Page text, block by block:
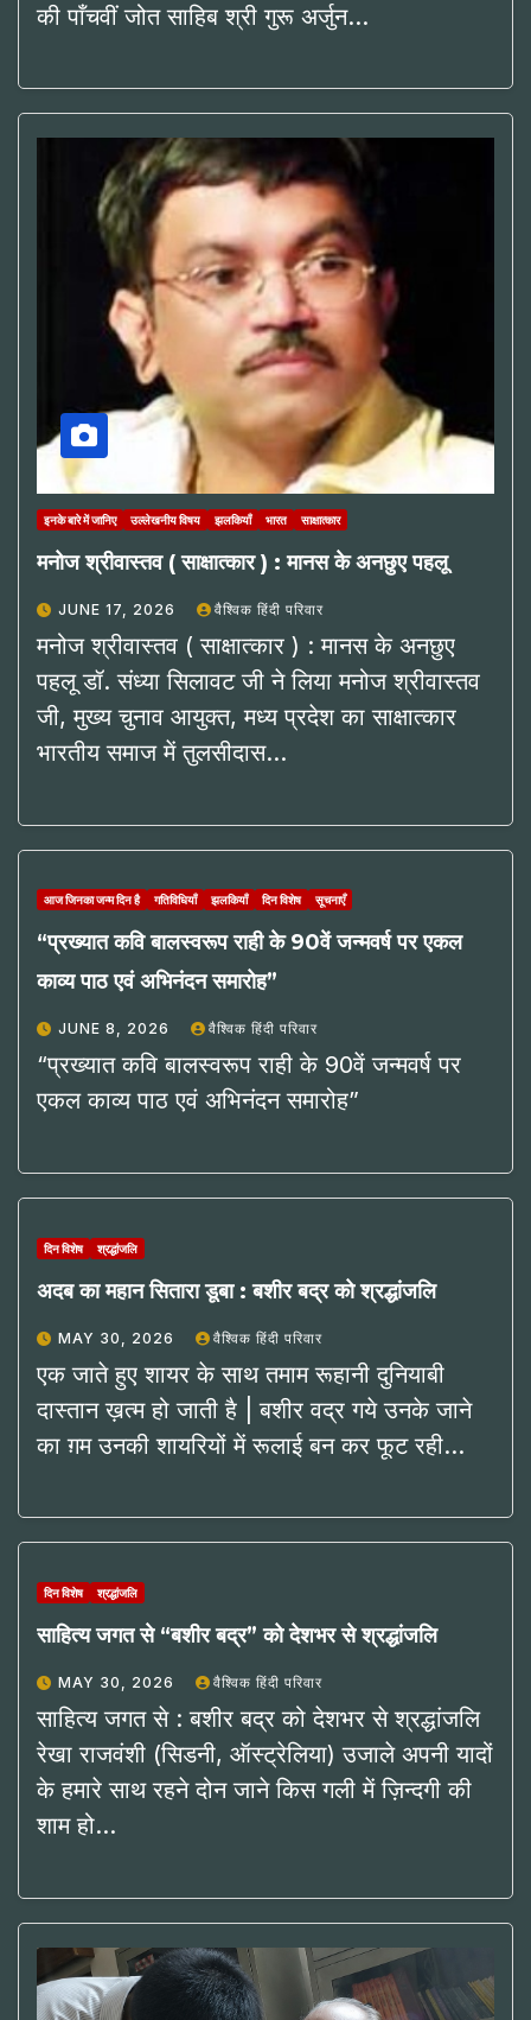
की पाँचवीं जोत साहिब श्री गुरू अर्जुन…
इनके बारे में जानिए उल्लेखनीय विषय झलकियाँ भारत साक्षात्कार
मनोज श्रीवास्तव ( साक्षात्कार ) : मानस के अनछुए पहलू
JUNE 17, 2026 वैश्विक हिंदी परिवार
मनोज श्रीवास्तव ( साक्षात्कार ) : मानस के अनछुए
पहलू डॉ. संध्या सिलावट जी ने लिया मनोज श्रीवास्तव
जी, मुख्य चुनाव आयुक्त, मध्य प्रदेश का साक्षात्कार
भारतीय समाज में तुलसीदास…
आज जिनका जन्म दिन है गतिविधियाँ झलकियाँ दिन विशेष सूचनाएँ
“प्रख्यात कवि बालस्वरूप राही के 90वें जन्मवर्ष पर एकल
काव्य पाठ एवं अभिनंदन समारोह”
JUNE 8, 2026 वैश्विक हिंदी परिवार
“प्रख्यात कवि बालस्वरूप राही के 90वें जन्मवर्ष पर
एकल काव्य पाठ एवं अभिनंदन समारोह”
दिन विशेष श्रद्धांजलि
अदब का महान सितारा डूबा : बशीर बद्र को श्रद्धांजलि
MAY 30, 2026 वैश्विक हिंदी परिवार
एक जाते हुए शायर के साथ तमाम रूहानी दुनियाबी
दास्तान ख़त्म हो जाती है | बशीर वद्र गये उनके जाने
का ग़म उनकी शायरियों में रूलाई बन कर फूट रही…
दिन विशेष श्रद्धांजलि
साहित्य जगत से “बशीर बद्र” को देशभर से श्रद्धांजलि
MAY 30, 2026 वैश्विक हिंदी परिवार
साहित्य जगत से : बशीर बद्र को देशभर से श्रद्धांजलि
रेखा राजवंशी (सिडनी, ऑस्ट्रेलिया) उजाले अपनी यादों
के हमारे साथ रहने दोन जाने किस गली में ज़िन्दगी की
शाम हो…